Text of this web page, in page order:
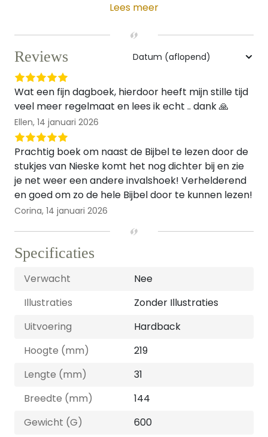
Lees meer
Reviews
Wat een fijn dagboek, hierdoor heeft mijn stille tijd
veel meer regelmaat en lees ik echt .. dank 🙏
Ellen, 14 januari 2026
Prachtig boek om naast de Bijbel te lezen door de
stukjes van Nieske komt het nog dichter bij en zie
je net weer een andere invalshoek! Verhelderend
en goed om zo de hele Bijbel door te kunnen lezen!
Corina, 14 januari 2026
Specificaties
Verwacht
Nee
Illustraties
Zonder Illustraties
Uitvoering
Hardback
Hoogte (mm)
219
Lengte (mm)
31
Breedte (mm)
144
Gewicht (G)
600